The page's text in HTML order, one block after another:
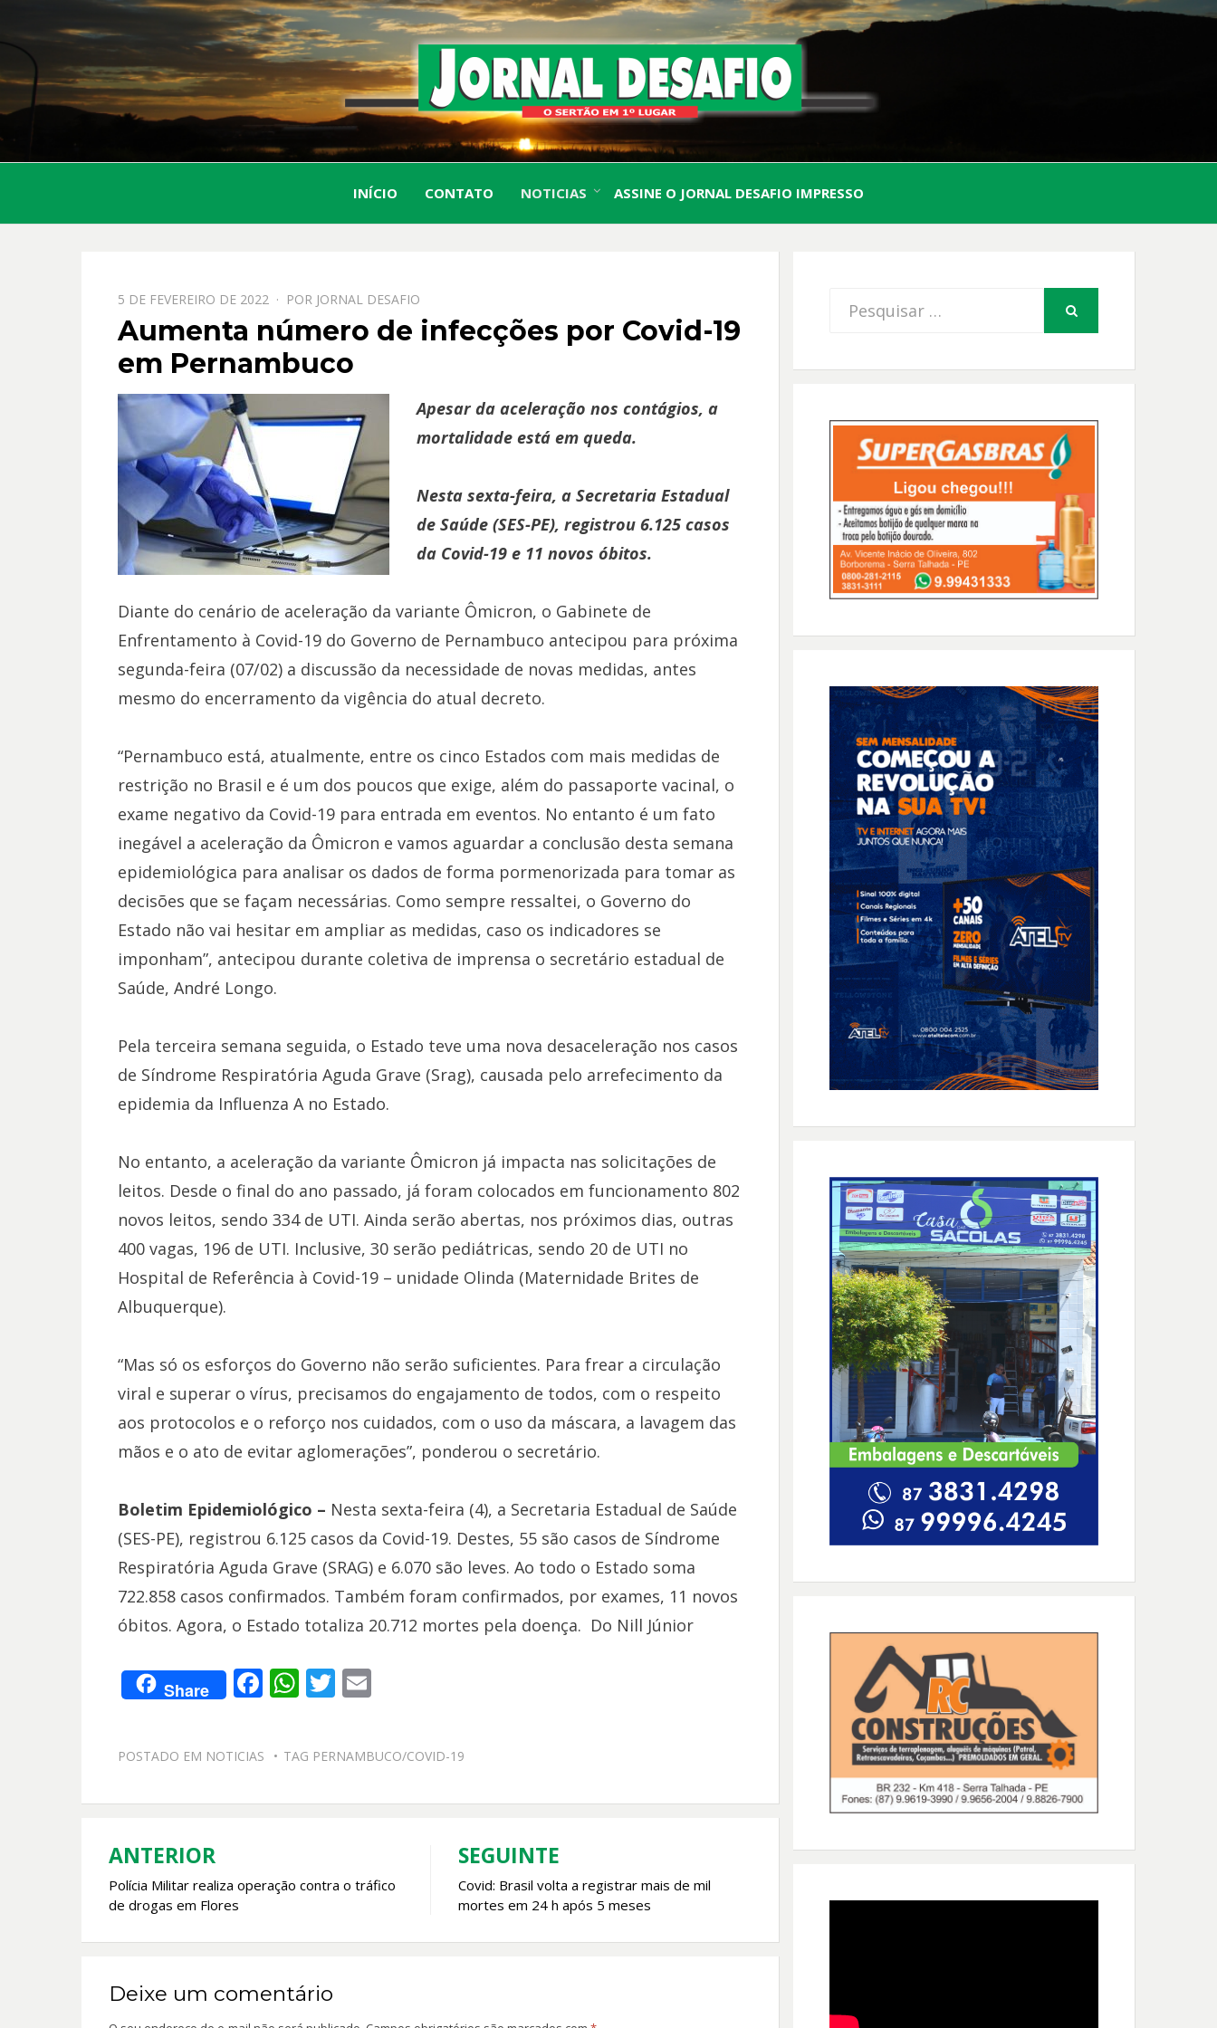
JORNAL
DESAFIO
O Sertão em 1º Lugar
INÍCIO CONTATO NOTICIAS ASSINE O JORNAL DESAFIO IMPRESSO
PPOSTADO
EM
5 DE FEVEREIRO DE 2022 POR JORNAL DESAFIO
Aumenta número de infecções por Covid-19
em Pernambuco
Apesar da aceleração nos contágios, a
mortalidade está em queda.
Nesta sexta-feira, a Secretaria Estadual
de Saúde (SES-PE), registrou 6.125 casos
da Covid-19 e 11 novos óbitos.
Diante do cenário de aceleração da variante Ômicron, o Gabinete de
Enfrentamento à Covid-19 do Governo de Pernambuco antecipou para próxima
segunda-feira (07/02) a discussão da necessidade de novas medidas, antes
mesmo do encerramento da vigência do atual decreto.
“Pernambuco está, atualmente, entre os cinco Estados com mais medidas de
restrição no Brasil e é um dos poucos que exige, além do passaporte vacinal, o
exame negativo da Covid-19 para entrada em eventos. No entanto é um fato
inegável a aceleração da Ômicron e vamos aguardar a conclusão desta semana
epidemiológica para analisar os dados de forma pormenorizada para tomar as
decisões que se façam necessárias. Como sempre ressaltei, o Governo do
Estado não vai hesitar em ampliar as medidas, caso os indicadores se
imponham”, antecipou durante coletiva de imprensa o secretário estadual de
Saúde, André Longo.
Pela terceira semana seguida, o Estado teve uma nova desaceleração nos casos
de Síndrome Respiratória Aguda Grave (Srag), causada pelo arrefecimento da
epidemia da Influenza A no Estado.
No entanto, a aceleração da variante Ômicron já impacta nas solicitações de
leitos. Desde o final do ano passado, já foram colocados em funcionamento 802
novos leitos, sendo 334 de UTI. Ainda serão abertas, nos próximos dias, outras
400 vagas, 196 de UTI. Inclusive, 30 serão pediátricas, sendo 20 de UTI no
Hospital de Referência à Covid-19 – unidade Olinda (Maternidade Brites de
Albuquerque).
“Mas só os esforços do Governo não serão suficientes. Para frear a circulação
viral e superar o vírus, precisamos do engajamento de todos, com o respeito
aos protocolos e o reforço nos cuidados, com o uso da máscara, a lavagem das
mãos e o ato de evitar aglomerações”, ponderou o secretário.
Boletim Epidemiológico – Nesta sexta-feira (4), a Secretaria Estadual de Saúde
(SES-PE), registrou 6.125 casos da Covid-19. Destes, 55 são casos de Síndrome
Respiratória Aguda Grave (SRAG) e 6.070 são leves. Ao todo o Estado soma
722.858 casos confirmados. Também foram confirmados, por exames, 11 novos
óbitos. Agora, o Estado totaliza 20.712 mortes pela doença. Do Nill Júnior
Share F
b
o
W
s
A
T
er
E
l
POSTADO EM NOTICIAS TAG PERNAMBUCO/COVID-19
Navegação
de
ANTERIOR
Polícia Militar realiza operação contra o tráfico
de drogas em Flores
SEGUINTE
Covid: Brasil volta a registrar mais de mil
mortes em 24 h após 5 meses
Deixe um comentário
Procurar